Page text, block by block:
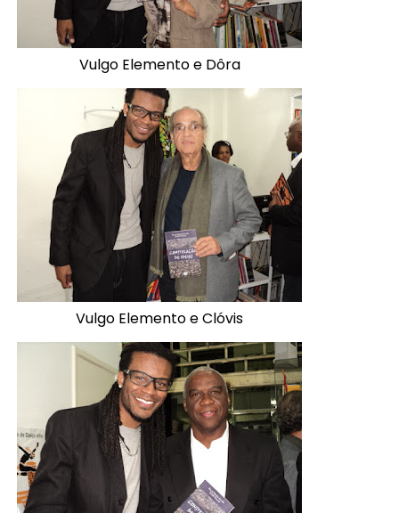
Vulgo Elemento e Dôra
Vulgo Elemento e Clóvis